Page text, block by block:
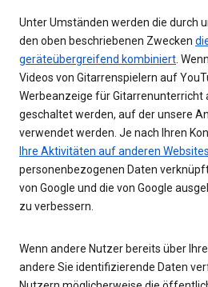
Unter Umständen werden die durch
den oben beschriebenen Zwecken
geräteübergreifend kombiniert .
Videos von Gitarrenspielern auf
Werbeanzeige für Gitarrenunterricht
geschaltet werden, auf der unsere
verwendet werden. Je nach Ihren
Ihre Aktivitäten auf anderen
personenbezogenen Daten
von Google und die von Google
zu verbessern.
Wenn andere Nutzer bereits über
andere Sie identifizierende Daten